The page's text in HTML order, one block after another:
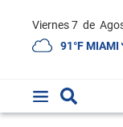
Viernes 7 de
91°F MIAMI